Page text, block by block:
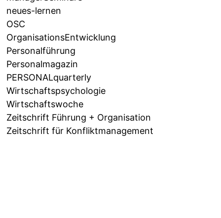
neues-lernen
OSC
OrganisationsEntwicklung
Personalführung
Personalmagazin
PERSONALquarterly
Wirtschaftspsychologie
Wirtschaftswoche
Zeitschrift Führung + Organisation
Zeitschrift für Konfliktmanagement